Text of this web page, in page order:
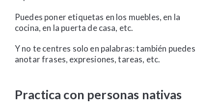
Puedes poner etiquetas en los muebles, en la
cocina, en la puerta de casa, etc.
Y no te centres solo en palabras: también puedes
anotar frases, expresiones, tareas, etc.
Practica con personas nativas